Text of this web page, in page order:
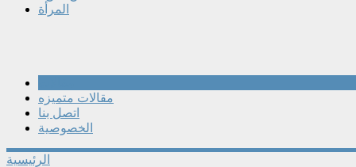
المرأة
مقالات متميزه
اتصل بنا
الخصوصية
الرئيسية